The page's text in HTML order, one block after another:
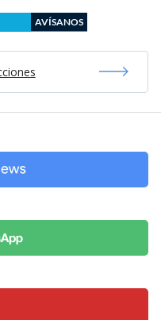
AVÍSANOS